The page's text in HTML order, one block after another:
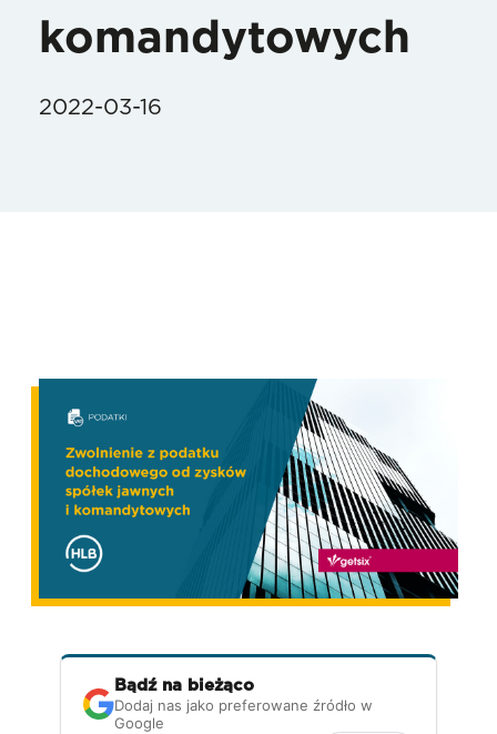
komandytowych
2022-03-16
Bądź na bieżąco
Dodaj nas jako preferowane źródło w
Google